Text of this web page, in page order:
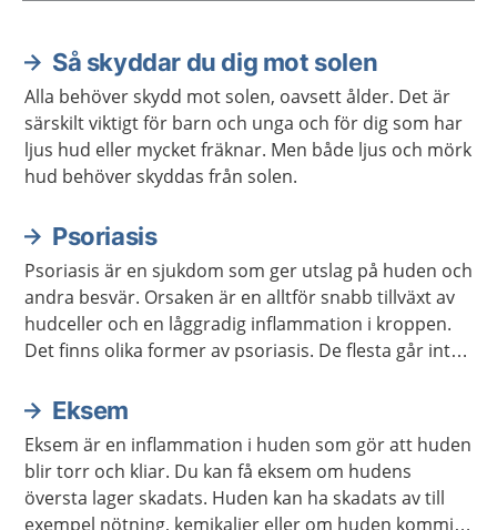
Aktuella artiklar
Så skyddar du dig mot solen
Alla behöver skydd mot solen, oavsett ålder. Det är
särskilt viktigt för barn och unga och för dig som har
ljus hud eller mycket fräknar. Men både ljus och mörk
hud behöver skyddas från solen.
Psoriasis
Psoriasis är en sjukdom som ger utslag på huden och
andra besvär. Orsaken är en alltför snabb tillväxt av
hudceller och en låggradig inflammation i kroppen.
Det finns olika former av psoriasis. De flesta går inte
behandlingar och lämpliga levnadsvanor.
Eksem
Eksem är en inflammation i huden som gör att huden
blir torr och kliar. Du kan få eksem om hudens
översta lager skadats. Huden kan ha skadats av till
exempel nötning, kemikalier eller om huden kommit i